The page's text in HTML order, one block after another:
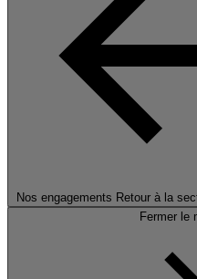
Nos engagements Retour à la
Fermer le